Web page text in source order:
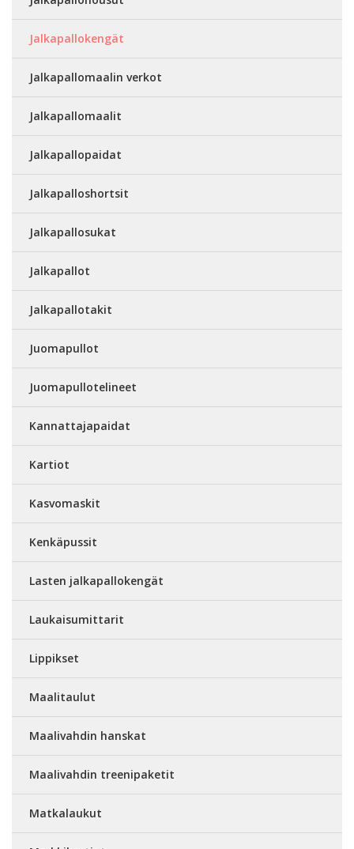
Jalkapallokengät
Jalkapallomaalin verkot
Jalkapallomaalit
Jalkapallopaidat
Jalkapalloshortsit
Jalkapallosukat
Jalkapallot
Jalkapallotakit
Juomapullot
Juomapullotelineet
Kannattajapaidat
Kartiot
Kasvomaskit
Kenkäpussit
Lasten jalkapallokengät
Laukaisumittarit
Lippikset
Maalitaulut
Maalivahdin hanskat
Maalivahdin treenipaketit
Matkalaukut